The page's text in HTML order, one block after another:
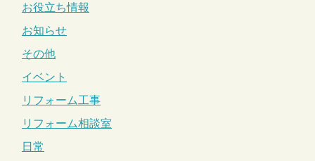
お役立ち情報
お知らせ
その他
イベント
リフォーム工事
リフォーム相談室
日常